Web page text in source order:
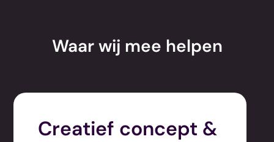
Waar wij mee helpen
Creatief concept &